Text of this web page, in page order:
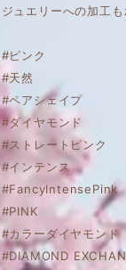
ジュエリーへの加工
#ピンク
#天然
#ペアシェイプ
#ダイヤモンド
#ストレートピンク
#インテンス
#FancyIntensePink
#PINK
#カラーダイヤモンド
#DIAMOND